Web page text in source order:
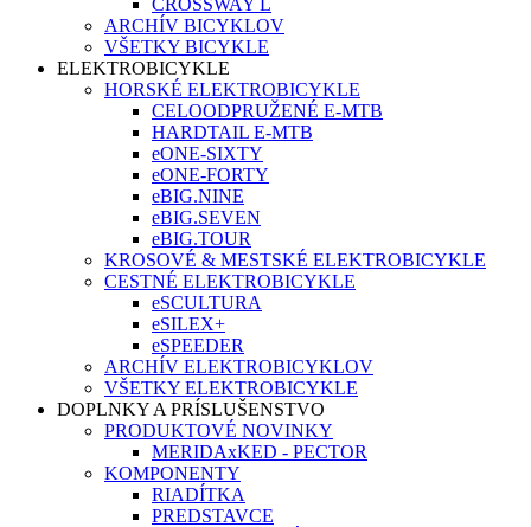
CROSSWAY L
ARCHÍV BICYKLOV
VŠETKY BICYKLE
ELEKTROBICYKLE
HORSKÉ ELEKTROBICYKLE
CELOODPRUŽENÉ E-MTB
HARDTAIL E-MTB
eONE-SIXTY
eONE-FORTY
eBIG.NINE
eBIG.SEVEN
eBIG.TOUR
KROSOVÉ & MESTSKÉ ELEKTROBICYKLE
CESTNÉ ELEKTROBICYKLE
eSCULTURA
eSILEX+
eSPEEDER
ARCHÍV ELEKTROBICYKLOV
VŠETKY ELEKTROBICYKLE
DOPLNKY A PRÍSLUŠENSTVO
PRODUKTOVÉ NOVINKY
MERIDAxKED - PECTOR
KOMPONENTY
RIADÍTKA
PREDSTAVCE